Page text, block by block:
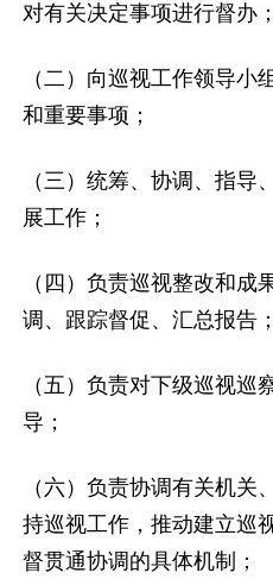
对有关决定事项进行督办；
（二）向巡视工作领导小
和重要事项；
（三）统筹、协调、指导
展工作；
（四）负责巡视整改和成
调、跟踪督促、汇总报告；
（五）负责对下级巡视巡
导；
（六）负责协调有关机关
持巡视工作，推动建立巡
督贯通协调的具体机制；